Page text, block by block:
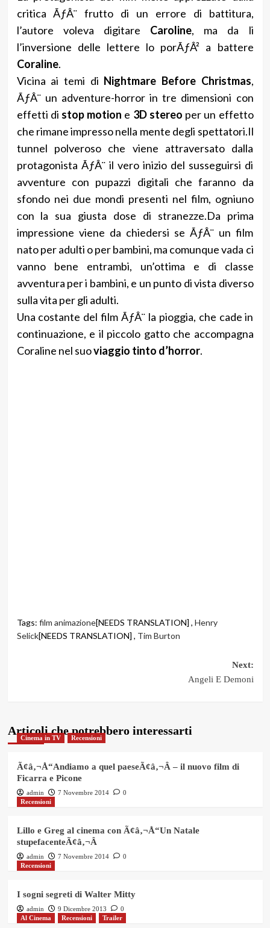
critica ÃƒÂ¨ frutto di un errore di battitura,
l’autore voleva digitare Caroline, ma da li
l’inversione delle lettere lo porÃƒÂ² a battere
Coraline.
Vicina ai temi di Nightmare Before Christmas,
ÃƒÂ¨ un adventure-horror in tre dimensioni con
effetti di stop motion e 3D stereo per un effetto
che rimane impresso nella mente degli spettatori.Il
tunnel polveroso che viene attraversato dalla
protagonista ÃƒÂ¨ il vero inizio del susseguirsi di
avventure con pupazzi digitali che faranno da
sfondo nei due mondi presenti nel film, ogniuno
con la sua giusta dose di stranezze.Da prima
impressione viene da chiedersi se ÃƒÂ¨ un film
nato per adulti o per bambini, ma comunque vada ci
vanno bene entrambi, un’ottima e di classe
avventura per i bambini, e un punto di vista diverso
sulla vita per gli adulti.
Una costante del film ÃƒÂ¨ la pioggia, che cade in
continuazione, e il piccolo gatto che accompagna
Coraline nel suoviaggio tinto d’horror.
Tags: film animazione[NEEDS TRANSLATION] , Henry
Selick[NEEDS TRANSLATION] , Tim Burton
Next:
Angeli E Demoni
Articoli che potrebbero interessarti
Cinema in TV Recensioni
Ã¢â‚¬Å“Andiamo a quel paeseÃ¢â‚¬Â – il nuovo film di
Ficarra e Picone
admin 7 Novembre 2014
0
Recensioni
Lillo e Greg al cinema con Ã¢â‚¬Å“Un Natale
stupefacenteÃ¢â‚¬Â
admin 7 Novembre 2014
0
Recensioni
I sogni segreti di Walter Mitty
admin 9 Dicembre 2013
0
Al Cinema
Recensioni Trailer